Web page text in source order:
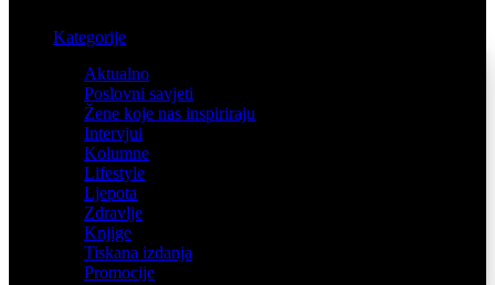
Kategorije
Aktualno
Poslovni savjeti
Žene koje nas inspiriraju
Intervjui
Kolumne
Lifestyle
Ljepota
Zdravlje
Knjige
Tiskana izdanja
Promocije